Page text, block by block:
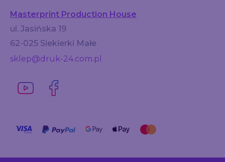
Masterprint Production House
ul. Jasińska 19
62-025 Siekierki Małe
sklep@druk-24.com.pl